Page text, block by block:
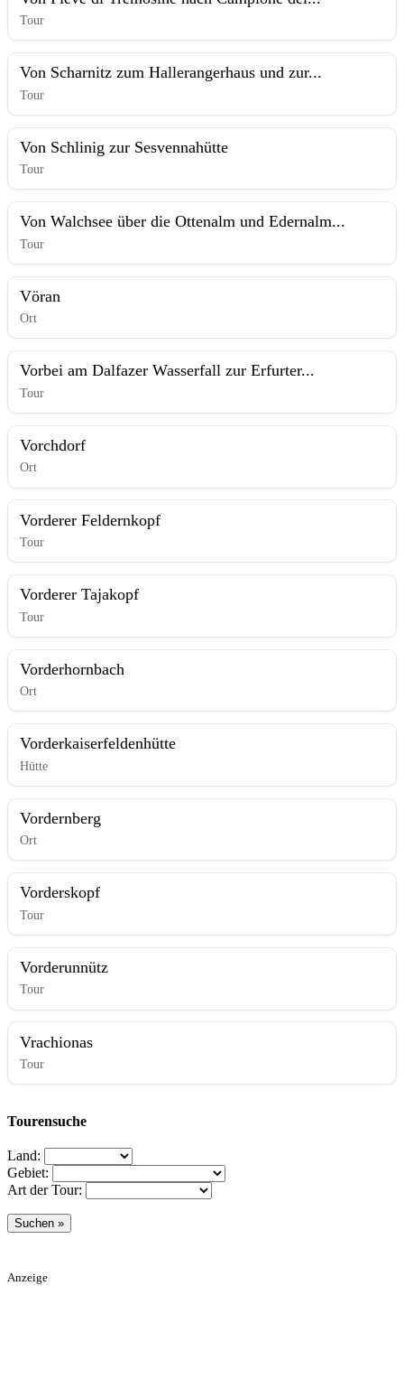
Tour
Von Scharnitz zum Hallerangerhaus und zur...
Tour
Von Schlinig zur Sesvennahütte
Tour
Von Walchsee über die Ottenalm und Edernalm...
Tour
Vöran
Ort
Vorbei am Dalfazer Wasserfall zur Erfurter...
Tour
Vorchdorf
Ort
Vorderer Feldernkopf
Tour
Vorderer Tajakopf
Tour
Vorderhornbach
Ort
Vorderkaiserfeldenhütte
Hütte
Vordernberg
Ort
Vorderskopf
Tour
Vorderunnütz
Tour
Vrachionas
Tour
Tourensuche
Land:
Gebiet:
Art der Tour:
Anzeige